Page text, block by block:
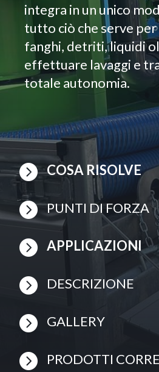
integra in un unico
tutto ciò che serve
fanghi, detriti, liquidi
effettuare lavaggi e
totale autonomia.
 COSA RISOLVE
 PUNTI DI FORZA
 APPLICAZIONI
 DESCRIZIONE
 GALLERY
 PRODOTTI